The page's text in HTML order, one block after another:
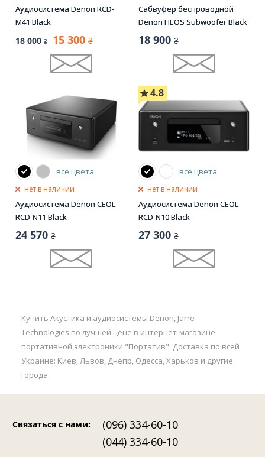
Аудиосистема Denon RCD-
M41 Black
18 000 ₴ 15 300 ₴
Сабвуфер беспроводной
Denon HEOS Subwoofer Black
18 900 ₴
все цвета
нет в наличии
Аудиосистема Denon CEOL
RCD-N11 Black
24 570 ₴
4.8
все цвета
нет в наличии
Аудиосистема Denon CEOL
RCD-N10 Black
27 300 ₴
Купить Акустика и аудиосистемы Denon, Jarre
Technologies по лучшей цене в интернет-магазине
портативной электроники "Портатив". Доставка по всей
Украине: Киев, Львов, Днепр, Одесса, Харьков и другие
города.
Связаться с нами:
(096) 334-60-10
(044) 334-60-10